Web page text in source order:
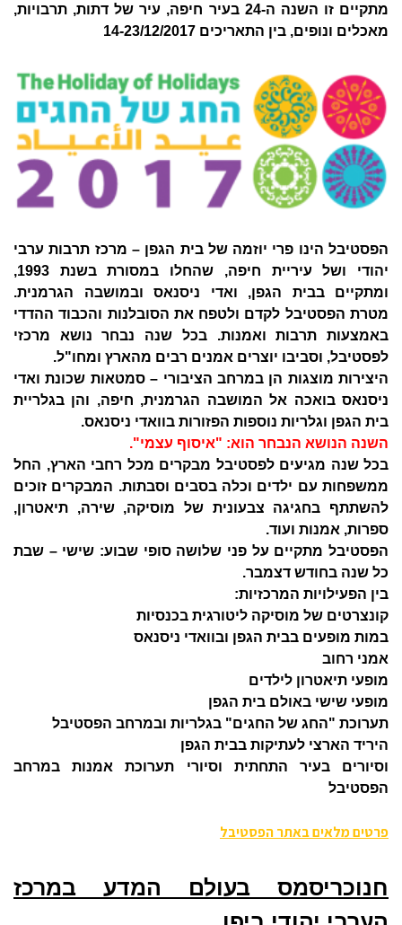
מתקיים זו השנה ה-24 בעיר חיפה, עיר של דתות, תרבויות,
מאכלים ונופים, בין התאריכים 14-23/12/2017
הפסטיבל הינו פרי יוזמה של בית הגפן – מרכז תרבות ערבי
יהודי ושל עיריית חיפה, שהחלו במסורת בשנת 1993,
ומתקיים בבית הגפן, ואדי ניסנאס ובמושבה הגרמנית.
מטרת הפסטיבל לקדם ולטפח את הסובלנות והכבוד ההדדי
באמצעות תרבות ואמנות. בכל שנה נבחר נושא מרכזי
לפסטיבל, וסביבו יוצרים אמנים רבים מהארץ ומחו"ל.
היצירות מוצגות הן במרחב הציבורי – סמטאות שכונת ואדי
ניסנאס בואכה אל המושבה הגרמנית, חיפה, והן בגלריית
בית הגפן וגלריות נוספות הפזורות בוואדי ניסנאס.
השנה הנושא הנבחר הוא: "איסוף עצמי".
בכל שנה מגיעים לפסטיבל מבקרים מכל רחבי הארץ, החל
ממשפחות עם ילדים וכלה בסבים וסבתות. המבקרים זוכים
להשתתף בחגיגה צבעונית של מוסיקה, שירה, תיאטרון,
ספרות, אמנות ועוד.
הפסטיבל מתקיים על פני שלושה סופי שבוע: שישי – שבת
כל שנה בחודש דצמבר.
בין הפעילויות המרכזיות:
קונצרטים של מוסיקה ליטורגית בכנסיות
במות מופעים בבית הגפן ובוואדי ניסנאס
אמני רחוב
מופעי תיאטרון לילדים
מופעי שישי באולם בית הגפן
תערוכת "החג של החגים" בגלריות ובמרחב הפסטיבל
היריד הארצי לעתיקות בבית הגפן
וסיורים בעיר התחתית וסיורי תערוכת אמנות במרחב
הפסטיבל
פרטים מלאים באתר הפסטיבל
חנוכריסמס בעולם המדע במרכז